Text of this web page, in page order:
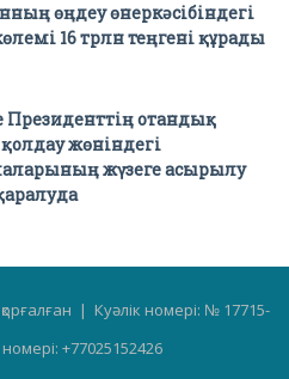
өңдеу өнеркәсібіндегі
16 трлн теңгені құрады
Президенттің отандық
жөніндегі
жүзеге асырылу
| Куәлік номері: № 17715-
+77025152426